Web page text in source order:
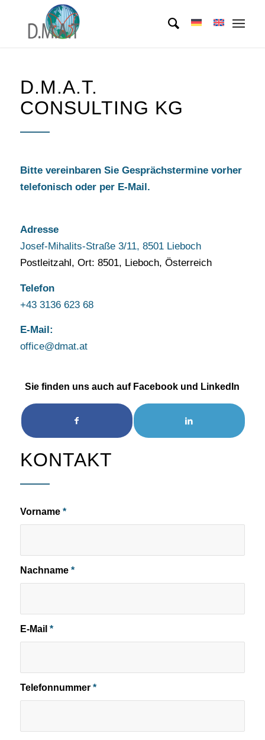
D.M.A.T.
CONSULTING KG
Bitte vereinbaren Sie Gesprächstermine vorher
telefonisch oder per E-Mail.
Adresse
Josef-Mihalits-Straße 3/11, 8501 Lieboch
Postleitzahl, Ort: 8501, Lieboch, Österreich
Telefon
+43 3136 623 68
E-Mail:
office@dmat.at
Sie finden uns auch auf Facebook und LinkedIn
KONTAKT
Vorname *
Nachname *
E-Mail *
Telefonnummer *